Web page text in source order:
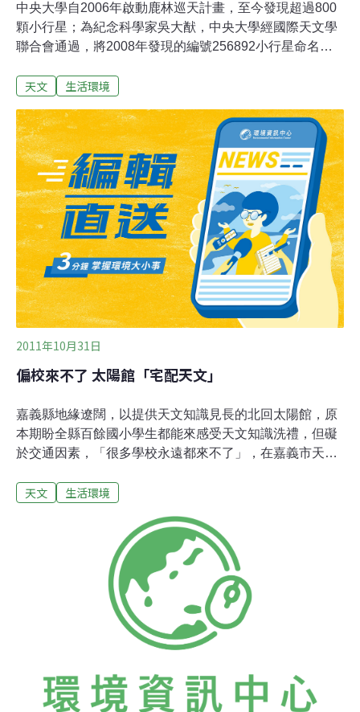
中央大學自2006年啟動鹿林巡天計畫，至今發現超過800
顆小行星；為紀念科學家吳大猷，中央大學經國際天文學
聯合會通過，將2008年發現的編號256892小行星命名為
物理的關係十分密切，天文的蓬勃發展源自物理的重要基
猷」，不只是向物理大師致意，也有飲水思源的意涵。
「吳大猷」小行星，是在2008年2月27日由中央大學鹿林
天文台觀測助理林啟生與廣州中山大學葉泉志共同發現，
2011年6月15日取得命名通過，目前位於天秤座位置附
近。中央大學表示，中央大學鹿林巡天計畫自2006年啟動
至今，已發現800多顆小行星、1顆近地小行星和1顆彗
星，而根據國際天文聯合會小行星中心的資料顯示，鹿林
天文台為亞洲發現小行星最活躍處所之一，發現紀錄居全
球第47名。
天文 生活環境
2011年10月31日
偏校來不了 太陽館「宅配天文」
嘉義縣地緣遼闊，以提供天文知識見長的北回太陽館，原
本期盼全縣百餘國小學生都能來感受天文知識洗禮，但礙
於交通因素，「很多學校永遠都來不了」，在嘉義市天文
校，猶如「天文魔法宅急便」！太陽館館長陳淑娟說，相
得有機會進一步接觸、探索天文宇宙的奧秘。因此，對於
外太空的好奇和幻想，往往僅止於想像，相當可惜。宅配
天文活動的源起，是太陽館志工在接受天文協會培訓後，
不僅增長本身知識，也覺得有趣課程應該與學童分享。而
此想法也獲天文協會支持，太陽館決定把天文課程和師
資，以套裝方式宅配到校，每班4個半小時，只需支付志
工老師1600元馬車費，連實作材料費都由天文協會贊助。
偏遠的梅山太和國小或濱海小學，陳淑娟說，到12月底
前，至少已有785位學生享受。不過，陳淑娟也坦
天文 生活環境